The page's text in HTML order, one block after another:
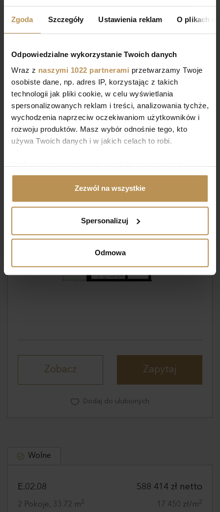
Zgoda Szczegóły Ustawienia reklam O plikach
Odpowiedzialne wykorzystanie Twoich danych
Wraz z naszymi 1022 partnerami przetwarzamy Twoje
osobiste dane, np. adres IP, korzystając z takich
technologii jak pliki cookie, w celu wyświetlania
spersonalizowanych reklam i treści, analizowania tychże,
wychodzenia naprzeciw oczekiwaniom użytkowników i
rozwoju produktów. Masz wybór odnośnie tego, kto
używa Twoich danych i w jakich celach to robi.
Jeśli wyrazisz na to zgodę, chcielibyśmy również:
Gromadzić dane dotyczące Twojej lokalizacji
geograficznej z dokładnością nawet do kilku metrów
Identyfikować Twoje urządzenie, aktywnie
(fingerprinting, czyli wirtualny odcisk palca)
Dowiedz się więcej odnośnie tego, jak Twoje osobiste
dane są przetwarzane oraz ustaw własne preferencje w
zmienić lub wycofać swoją zgodę w dowolnej chwili.
Partnerzy mogą połączyć te informacje z innymi danymi
otrzymanymi od Ciebie lub uzyskanymi podczas
Zezwól na wszystkie
Spersonalizuj
Odmowa
PODOBNEMIESZKANIA
Zarezerwowane
D.00.12
1 Pokoje, 19.53 m 2
253 185 zł netto
12 964 zł/m
Zobacz Zapytaj
Dodaj do ulubionych
Wolne
E.02.08
2 Pokoje, 33.72 m2
588 414 zł netto
17 450 zł/m2